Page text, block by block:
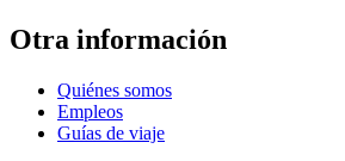
Otra información
Quiénes somos
Empleos
Guías de viaje